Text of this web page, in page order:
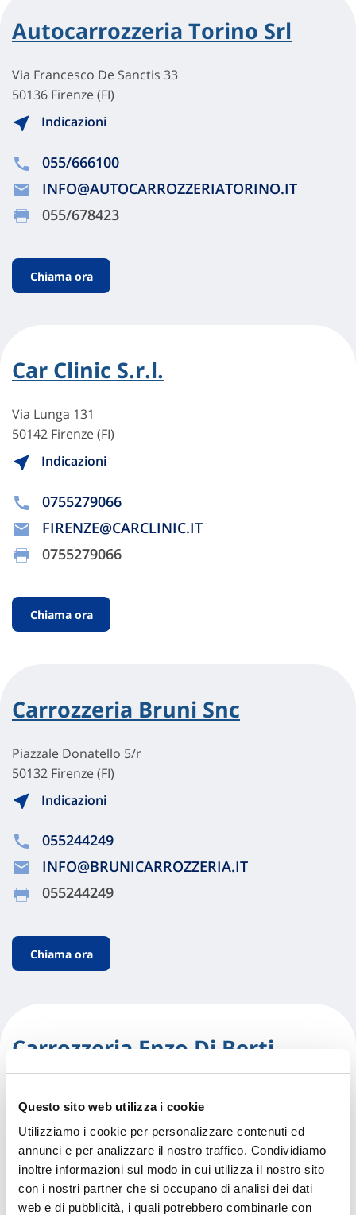
Questo sito web utilizza i cookie
Utilizziamo i cookie per personalizzare contenuti ed
annunci e per analizzare il nostro traffico. Condividiamo
inoltre informazioni sul modo in cui utilizza il nostro sito
con i nostri partner che si occupano di analisi dei dati
web e di pubblicità, i quali potrebbero combinarle con
Autocarrozzeria Torino Srl
Via Francesco De Sanctis 33
50136 Firenze (FI)
Indicazioni
055/666100
INFO@AUTOCARROZZERIATORINO.IT
055/678423
Chiama ora
Car Clinic S.r.l.
Via Lunga 131
50142 Firenze (FI)
Indicazioni
0755279066
FIRENZE@CARCLINIC.IT
0755279066
Chiama ora
Carrozzeria Bruni Snc
Piazzale Donatello 5/r
50132 Firenze (FI)
Indicazioni
055244249
INFO@BRUNICARROZZERIA.IT
055244249
Chiama ora
Carrozzeria Enzo Di Berti,
Mazzacapo, Rossetti Snc
Via Alessandro Allori 41/g
50127 Firenze (FI)
Indicazioni
055412713